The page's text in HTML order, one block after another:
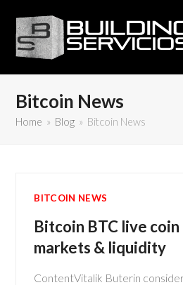
Bitcoin News
Home » Blog » Bitcoin News
BITCOIN NEWS
Bitcoin BTC live
markets & liquidity
ContentVitalik Buterin